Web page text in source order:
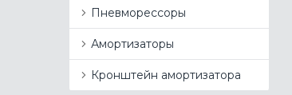
Пневморессоры
Амортизаторы
Кронштейн амортизатора